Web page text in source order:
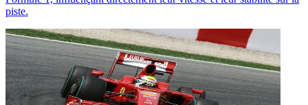
piste.